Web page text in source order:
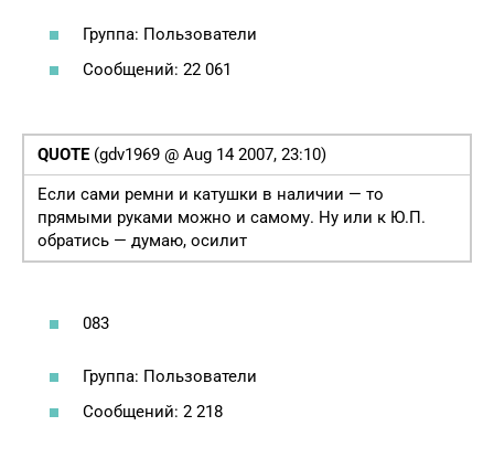
Группа: Пользователи
Сообщений: 22 061
QUOTE(gdv1969 @ Aug 14 2007, 23:10)
Если сами ремни и катушки в наличии — то
прямыми руками можно и самому. Ну или к Ю.П.
обратись — думаю, осилит
083
Группа: Пользователи
Сообщений: 2 218